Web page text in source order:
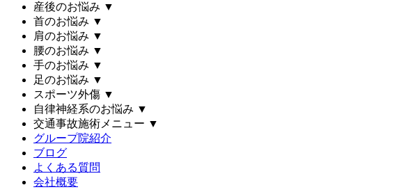
産後のお悩み ▼
首のお悩み ▼
肩のお悩み ▼
腰のお悩み ▼
手のお悩み ▼
足のお悩み ▼
スポーツ外傷 ▼
自律神経系のお悩み ▼
交通事故施術メニュー ▼
グループ院紹介
ブログ
よくある質問
会社概要